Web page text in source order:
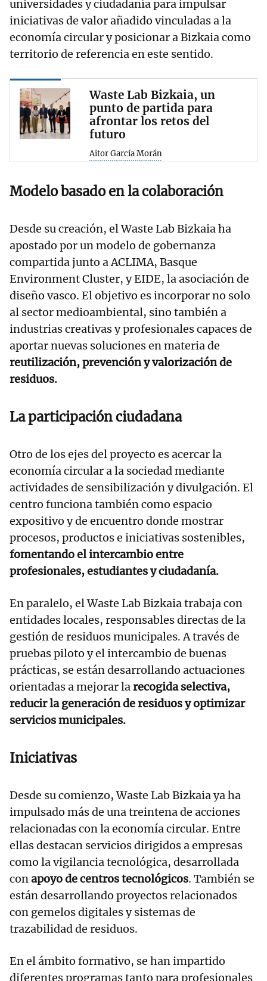
universidades y ciudadanía para impulsar
iniciativas de valor añadido vinculadas a la
economía circular y posicionar a Bizkaia como
territorio de referencia en este sentido.
Waste Lab Bizkaia, un
punto de partida para
afrontar los retos del
futuro
Aitor García Morán
Modelo basado en la colaboración
Desde su creación, el Waste Lab Bizkaia ha
apostado por un modelo de gobernanza
compartida junto a ACLIMA, Basque
Environment Cluster, y EIDE, la asociación de
diseño vasco. El objetivo es incorporar no solo
al sector medioambiental, sino también a
industrias creativas y profesionales capaces de
aportar nuevas soluciones en materia de
reutilización, prevención y valorización de
residuos.
La participación ciudadana
Otro de los ejes del proyecto es acercar la
economía circular a la sociedad mediante
actividades de sensibilización y divulgación. El
centro funciona también como espacio
expositivo y de encuentro donde mostrar
procesos, productos e iniciativas sostenibles,
fomentando el intercambio entre
profesionales, estudiantes y ciudadanía.
En paralelo, el Waste Lab Bizkaia trabaja con
entidades locales, responsables directas de la
gestión de residuos municipales. A través de
pruebas piloto y el intercambio de buenas
prácticas, se están desarrollando actuaciones
orientadas a mejorar larecogida selectiva,
reducir la generación de residuos y optimizar
servicios municipales.
Iniciativas
Desde su comienzo, Waste Lab Bizkaia ya ha
impulsado más de una treintena de acciones
relacionadas con la economía circular. Entre
ellas destacan servicios dirigidos a empresas
como la vigilancia tecnológica, desarrollada
conapoyo de centros tecnológicos. También se
están desarrollando proyectos relacionados
con gemelos digitales y sistemas de
trazabilidad de residuos.
En el ámbito formativo, se han impartido
diferentes programas tanto para profesionales